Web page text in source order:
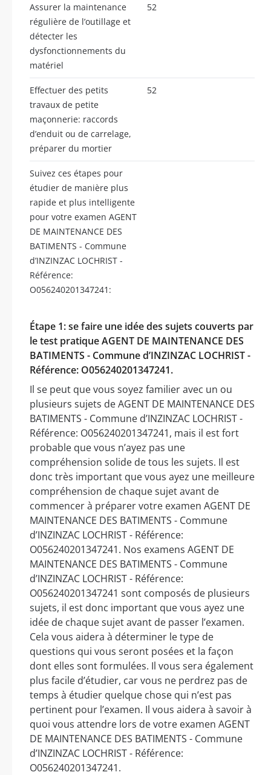
Assurer la maintenance
régulière de l’outillage et
détecter les
dysfonctionnements du
matériel
52
Effectuer des petits
travaux de petite
maçonnerie: raccords
d’enduit ou de carrelage,
préparer du mortier
52
Suivez ces étapes pour
étudier de manière plus
rapide et plus intelligente
pour votre examen AGENT
DE MAINTENANCE DES
BATIMENTS - Commune
d’INZINZAC LOCHRIST -
Référence:
O056240201347241:
Étape 1: se faire une idée des sujets couverts par
le test pratique AGENT DE MAINTENANCE DES
BATIMENTS - Commune d’INZINZAC LOCHRIST -
Référence: O056240201347241.
Il se peut que vous soyez familier avec un ou
plusieurs sujets de AGENT DE MAINTENANCE DES
BATIMENTS - Commune d’INZINZAC LOCHRIST -
Référence: O056240201347241, mais il est fort
probable que vous n’ayez pas une
compréhension solide de tous les sujets. Il est
donc très important que vous ayez une meilleure
compréhension de chaque sujet avant de
commencer à préparer votre examen AGENT DE
MAINTENANCE DES BATIMENTS - Commune
d’INZINZAC LOCHRIST - Référence:
O056240201347241. Nos examens AGENT DE
MAINTENANCE DES BATIMENTS - Commune
d’INZINZAC LOCHRIST - Référence:
O056240201347241 sont composés de plusieurs
sujets, il est donc important que vous ayez une
idée de chaque sujet avant de passer l’examen.
Cela vous aidera à déterminer le type de
questions qui vous seront posées et la façon
dont elles sont formulées. Il vous sera également
plus facile d’étudier, car vous ne perdrez pas de
temps à étudier quelque chose qui n’est pas
pertinent pour l’examen. Il vous aidera à savoir à
quoi vous attendre lors de votre examen AGENT
DE MAINTENANCE DES BATIMENTS - Commune
d’INZINZAC LOCHRIST - Référence:
O056240201347241.